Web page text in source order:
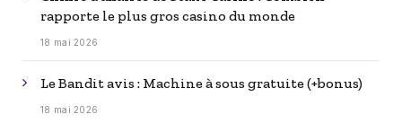
rapporte le plus gros casino du monde
18 mai 2026
Le Bandit avis : Machine à sous gratuite (+bonus)
18 mai 2026